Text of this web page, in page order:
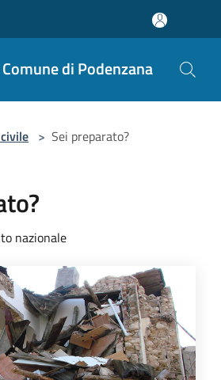
Comune di Podenzana
> Sei preparato?
nazionale